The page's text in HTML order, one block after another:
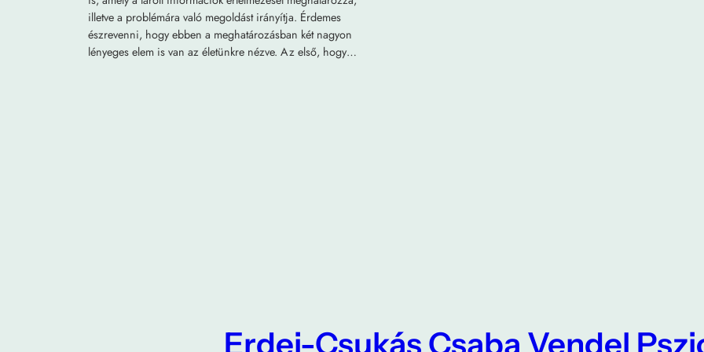
illetve a problémára való megoldást irányítja. Érdemes
észrevenni, hogy ebben a meghatározásban két nagyon
lényeges elem is van az életünkre nézve. Az első, hogy…
Erdei-Csukás Csaba Vendel